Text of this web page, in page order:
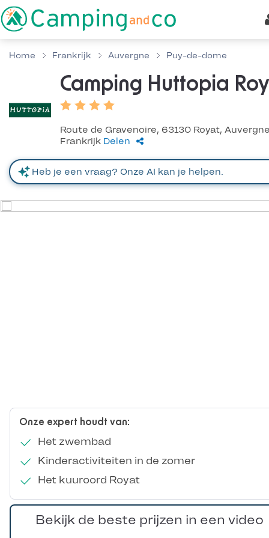
Home Frankrijk Auvergne Puy-de-dome
Camping Huttopia
Route de Gravenoire, 63130 Royat,
Frankrijk Delen
Onze expert houdt van:
Het zwembad
Kinderactiviteiten in de zomer
Het kuuroord Royat
Bekijk de beste prijzen in een video